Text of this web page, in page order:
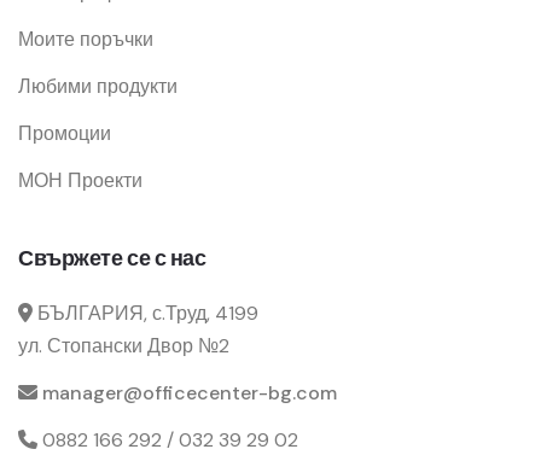
Моите поръчки
Любими продукти
Промоции
МОН Проекти
Свържете се с нас
БЪЛГАРИЯ, с.Труд, 4199
ул. Стопански Двор №2
manager@officecenter-bg.com
0882 166 292 / 032 39 29 02